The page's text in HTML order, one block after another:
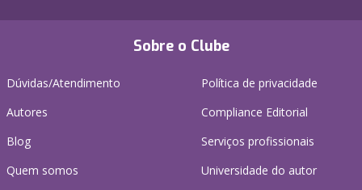
Sobre o Clube
Dúvidas/Atendimento
Autores
Blog
Quem somos
Política de privacidade
Compliance Editorial
Serviços profissionais
Universidade do autor